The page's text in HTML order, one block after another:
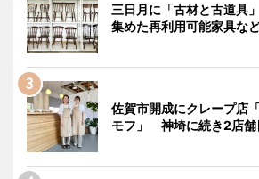
三日月に「古材と古道具
集めた再利用可能家具な
佐賀市開成にクレープ店
モフ」 神埼に続き2店舗